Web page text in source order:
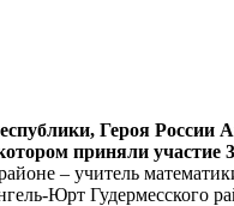
Героя
приняли участие
районе – учитель
Юрт Гудермесского